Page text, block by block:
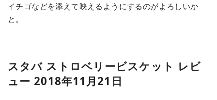
イチゴなどを添えて映えるようにするのがよろしいか
と。
スタバ ストロベリービスケット レビ
ュー 2018年11月21日